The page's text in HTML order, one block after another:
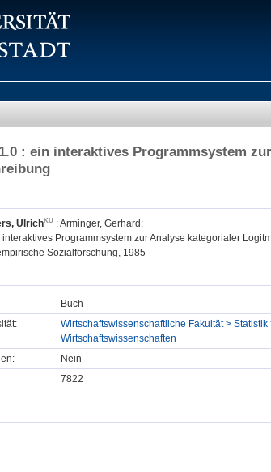
: ein interaktives Programmsystem
Ulrich ;Arminger, Gerhard :
interaktives Programmsystem zur Analyse kategorialer
Sozialforschung, 1985
Buch
Wirtschaftswissenschaftliche Fakultät >
Wirtschaftswissenschaften
Nein
7822